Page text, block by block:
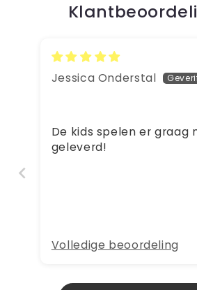
Jessica Onderstal
De kids spelen er graag
geleverd!
Volledige beoordeling